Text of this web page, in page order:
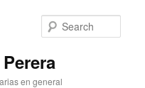
en general